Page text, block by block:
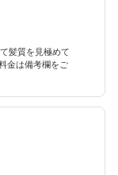
髪質を見極めて
金は備考欄をご